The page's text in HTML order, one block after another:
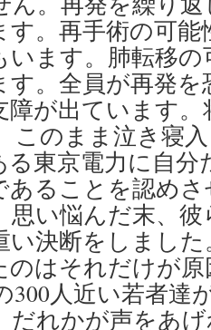
す。再手術の可
います。肺転移
す。全員が再発
障が出ています
このまま泣き寝
る東京電力に自
あることを認め
思い悩んだ末、
い決断をしまし
のはそれだけが
300人近い若者達
だれかが声をあ